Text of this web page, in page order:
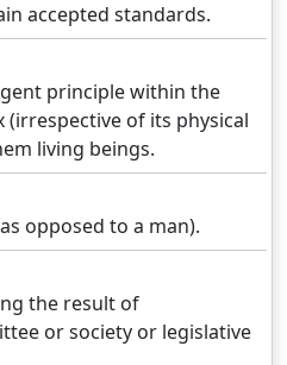
accepted standards.
principle within the
of its physical
living beings.
opposed to a man).
the result of
or society or legislative